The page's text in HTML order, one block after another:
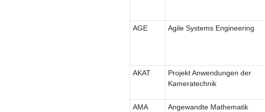
AGE Agile Systems Engineering
AKAT
Projekt Anwendungen der
Kameratechnik
AMA Angewandte Mathematik